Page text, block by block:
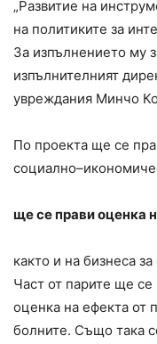
„Развитие на
на политиките за
За изпълнението му
изпълнителният
увреждания Минчо
По проекта ще се
ще се прави оценка
както и на бизнеса
Част от парите ще се
оценка на ефекта от
болните. Също така